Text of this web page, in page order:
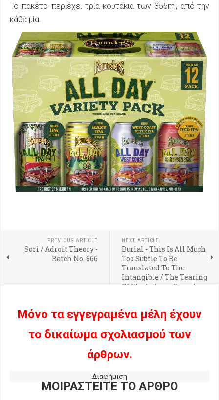
Το πακέτο περιέχει τρία κουτάκια των 355ml, από την
κάθε μία.
PREVIOUS ARTICLE
Sori / Adroit Theory -
Batch No. 666
NEXT ARTICLE
Burial - This Is All Much
Too Subtle To Be
Translated To The
Intangible / The Tearing
Of Flesh From Bone /
World
Μόνο τα εγγεγραμένα μέλη έχουν
το δικαίωμα σχολιασμού των
άρθρων.
Διαφήμιση
ΜΟΙΡΑΣΤΕΙΤΕ ΤΟ ΑΡΘΡΟ